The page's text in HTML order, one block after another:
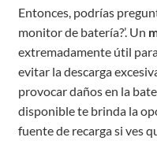
Entonces, podrías
monitor de batería?’. Un
extremadamente útil
evitar la descarga
provocar daños en la
disponible te brinda la
fuente de recarga si ves